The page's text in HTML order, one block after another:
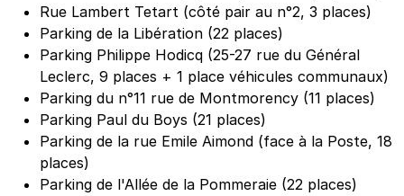
Rue Lambert Tetart (côté pair au n°2, 3 places)
Parking de la Libération (22 places)
Parking Philippe Hodicq (25-27 rue du Général
Leclerc, 9 places + 1 place véhicules communaux)
Parking du n°11 rue de Montmorency (11 places)
Parking Paul du Boys (21 places)
Parking de la rue Emile Aimond (face à la Poste, 18
places)
Parking de l'Allée de la Pommeraie (22 places)